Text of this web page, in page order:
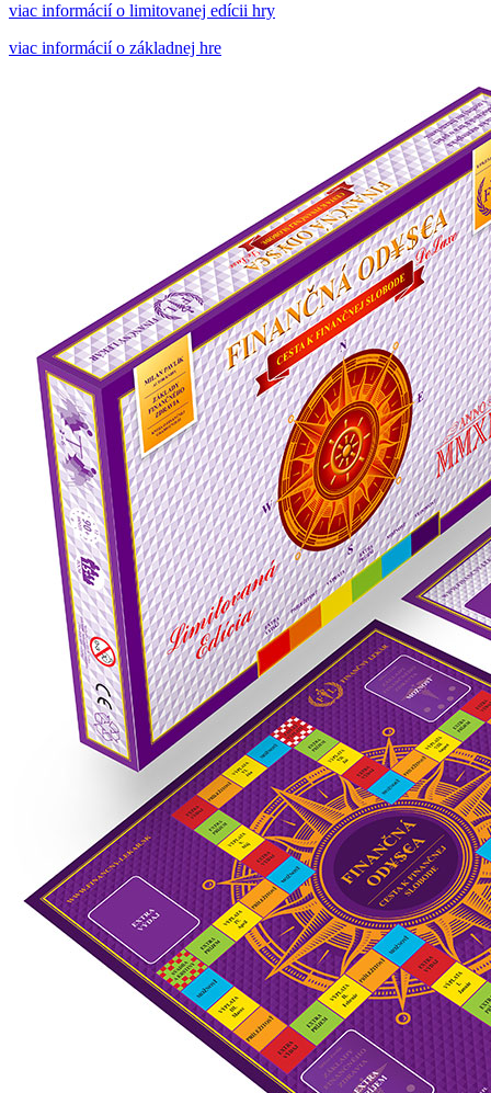
viac informácií o limitovanej edícii hry
viac informácií o základnej hre